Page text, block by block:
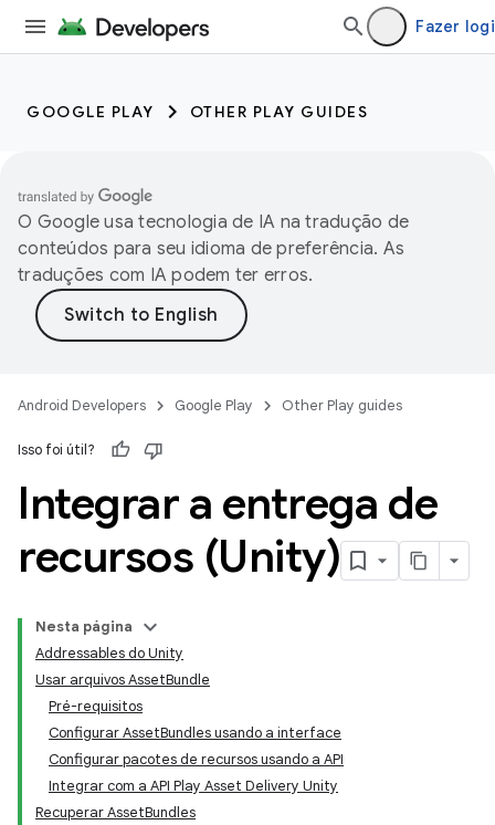
Fazer
GOOGLE PLAY OTHER PLAY GUIDES
O Google usa tecnologia de IA na tradução de
conteúdos para seu idioma de preferência. As
traduções com IA podem ter erros.
Android Developers Google Play Other Play guides
Isso foi útil?
Integrar a entrega de
recursos (Unity)
Nesta página
Addressables do Unity
Usar arquivos AssetBundle
Pré-requisitos
Configurar AssetBundles usando a interface
Configurar pacotes de recursos usando a API
Integrar com a API Play Asset Delivery Unity
Recuperar AssetBundles